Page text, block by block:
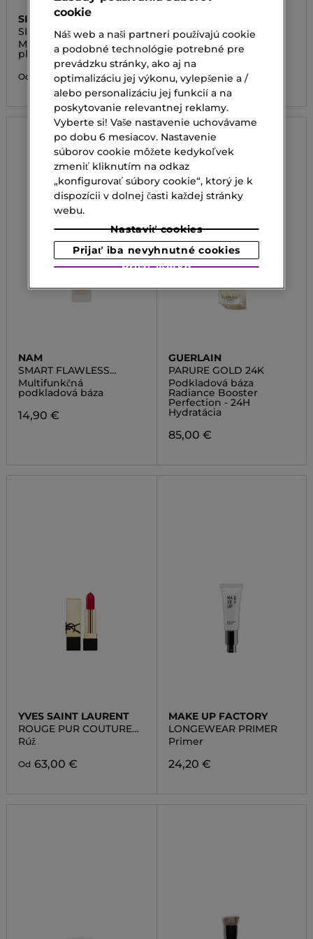
SISLEY
SISLEŸA LE TEINT
Make up proti starnutiu
pleti
Od 173,00 €
PARURE GOLD SKIN
MATTE FOUNDATION
24H zdokonaľujúci
zmatňujúci make-up
97,00 €
NAM
SMART FLAWLESS
PRIMER
Multifunkčná
podkladová báza
14,90 €
GUERLAIN
PARURE GOLD 24K
Podkladová báza
Radiance Booster
Perfection - 24H
Hydratácia
85,00 €
YVES SAINT LAURENT
ROUGE PUR COUTURE
RENO
Rúž
Od 63,00 €
MAKE UP FACTORY
LONGEWEAR PRIMER
Primer
24,20 €
cookie
Náš web a naši partneri používajú cookie
a podobné technológie potrebné pre
prevádzku stránky, ako aj na
optimalizáciu jej výkonu, vylepšenie a /
alebo personalizáciu jej funkcií a na
poskytovanie relevantnej reklamy.
Vyberte si! Vaše nastavenie uchovávame
po dobu 6 mesiacov. Nastavenie
súborov cookie môžete kedykoľvek
zmeniť kliknutím na odkaz
„konfigurovať súbory cookie“, ktorý je k
dispozícii v dolnej časti každej stránky
webu.
Nastaviť cookies
Prijať iba nevyhnutné cookies
Prijať všetko